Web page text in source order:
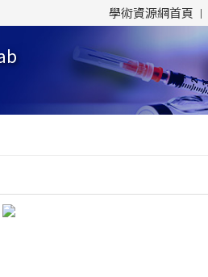
學術資源網首頁